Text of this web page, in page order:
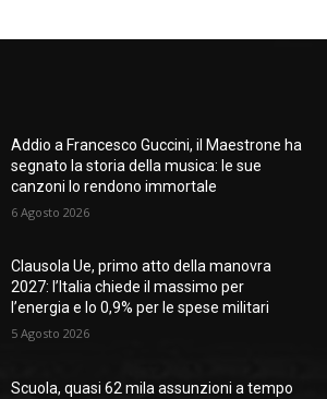
Addio a Francesco Guccini, il Maestrone ha
segnato la storia della musica: le sue
canzoni lo rendono immortale
6 Agosto 2026
Clausola Ue, primo atto della manovra
2027: l’Italia chiede il massimo per
l’energia e lo 0,9% per le spese militari
5 Agosto 2026
Scuola, quasi 62 mila assunzioni a tempo